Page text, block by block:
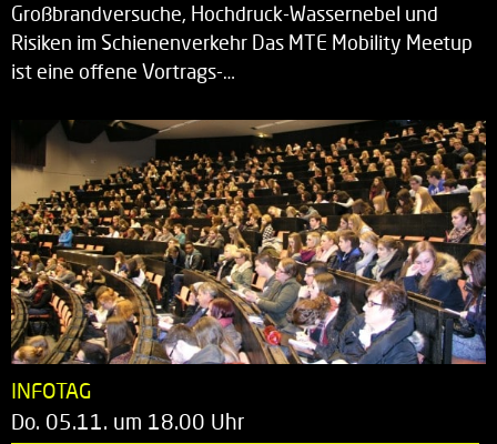
Großbrandversuche, Hochdruck-Wassernebel und
Risiken im Schienenverkehr Das MTE Mobility Meetup
ist eine offene Vortrags-…
INFOTAG
Do. 05.11. um 18.00 Uhr